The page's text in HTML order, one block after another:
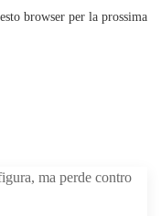
browser per la prossima